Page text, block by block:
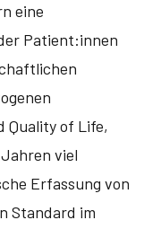
eine
Patient:innen
Quality of Life,
viel
Erfassung von
Standard im